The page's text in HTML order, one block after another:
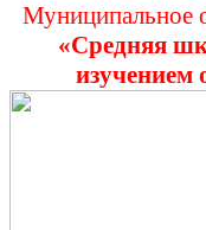
Муниципальное
«Средняя
изучением